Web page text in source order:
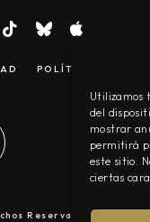
Utilizamos
del
mostrar
permitirá
este sitio.
ciertas
POLÍTICA DE
Reservados © 2026